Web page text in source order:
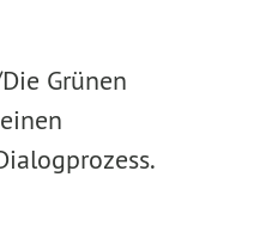
Grünen